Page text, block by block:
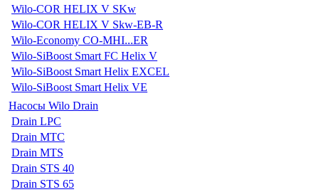
Wilo-COR HELIX V SKw
Wilo-COR HELIX V Skw-EB-R
Wilo-Economy CO-MHI...ER
Wilo-SiBoost Smart FC Helix V
Wilo-SiBoost Smart Helix EXCEL
Wilo-SiBoost Smart Helix VE
Насосы Wilo Drain
Drain LPC
Drain MTC
Drain MTS
Drain STS 40
Drain STS 65